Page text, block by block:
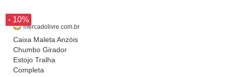
- 10%
mercadolivre.com.br
Caixa Maleta Anzóis
Chumbo Girador
Estojo Tralha
Completa